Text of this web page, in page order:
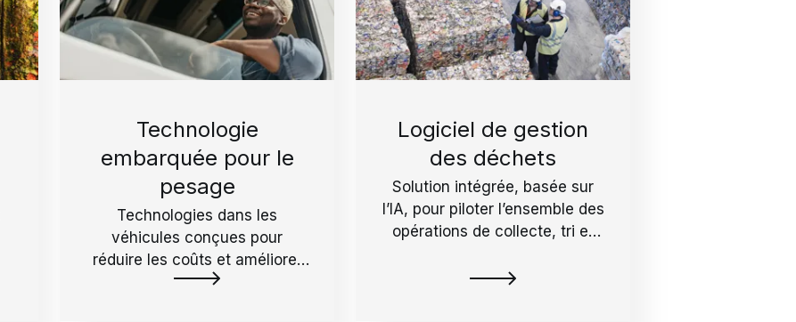
Technologie
embarquée pour le
pesage
Technologies dans les
véhicules conçues pour
réduire les coûts et améliorer
l'efficacité de la collecte.
Logiciel de gestion
des déchets
Solution intégrée, basée sur
l’IA, pour piloter l’ensemble des
opérations de collecte, tri et